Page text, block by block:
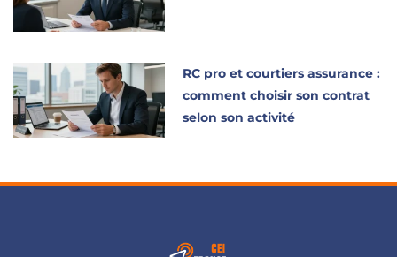
RC pro et courtiers assurance :
comment choisir son contrat
selon son activité